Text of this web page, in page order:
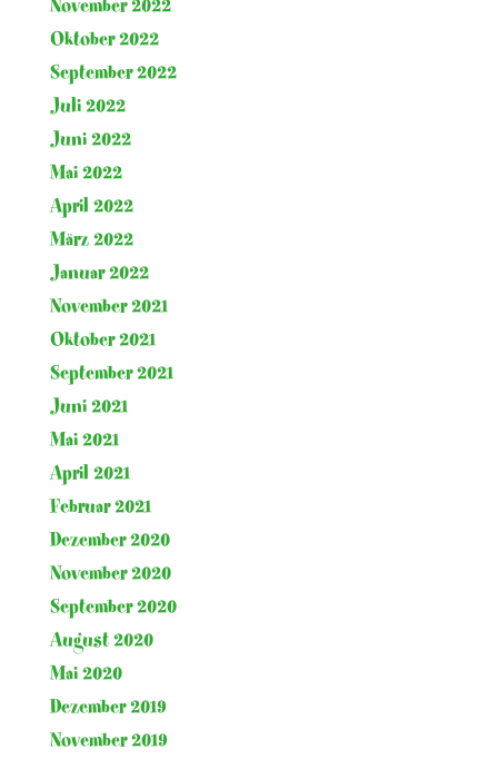
November 2022
Oktober 2022
September 2022
Juli 2022
Juni 2022
Mai 2022
April 2022
März 2022
Januar 2022
November 2021
Oktober 2021
September 2021
Juni 2021
Mai 2021
April 2021
Februar 2021
Dezember 2020
November 2020
September 2020
August 2020
Mai 2020
Dezember 2019
November 2019